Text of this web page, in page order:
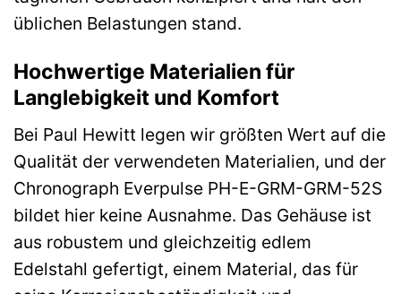
üblichen Belastungen stand.
Hochwertige Materialien für
Langlebigkeit und Komfort
Bei Paul Hewitt legen wir größten Wert auf die
Qualität der verwendeten Materialien, und der
Chronograph Everpulse PH-E-GRM-GRM-52S
bildet hier keine Ausnahme. Das Gehäuse ist
aus robustem und gleichzeitig edlem
Edelstahl gefertigt, einem Material, das für